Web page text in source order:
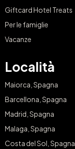
Giftcard Hotel Treats
Per le famiglie
Vacanze
Località
Maiorca, Spagna
Barcellona, Spagna
Madrid, Spagna
Malaga, Spagna
Costa del Sol, Spagna